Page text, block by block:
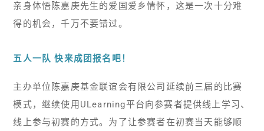
亲身体悟陈嘉庚先生的爱国爱乡情怀，这是一次十分难
得的机会，千万不要错过。
五人一队 快来成团报名吧！
主办单位陈嘉庚基金联谊会有限公司延续前三届的比赛
模式，继续使用ULearning平台向参赛者提供线上学习、
线上参与初赛的方式。为了让参赛者在初赛当天能够顺